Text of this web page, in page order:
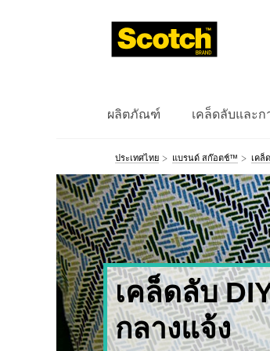
ผลิตภัณฑ์ เคล็ดลับและก
ประเทศไทย แบรนด์ สก๊อตช์™ เคล็
เคล็ดลับ
กลางแจ้ง